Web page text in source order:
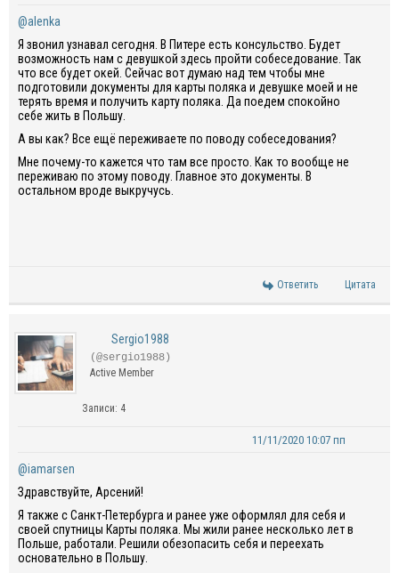
@alenka
Я звонил узнавал сегодня. В Питере есть консульство. Будет
возможность нам с девушкой здесь пройти собеседование. Так
что все будет окей. Сейчас вот думаю над тем чтобы мне
подготовили документы для карты поляка и девушке моей и не
терять время и получить карту поляка. Да поедем спокойно
себе жить в Польшу.
А вы как? Все ещё переживаете по поводу собеседования?
Мне почему-то кажется что там все просто. Как то вообще не
переживаю по этому поводу. Главное это документы. В
остальном вроде выкручусь.
Ответить Цитата
Sergio1988
(@sergio1988)
Active Member
Записи: 4
11/11/2020 10:07 пп
@iamarsen
Здравствуйте, Арсений!
Я также с Санкт-Петербурга и ранее уже оформлял для себя и
своей спутницы Карты поляка. Мы жили ранее несколько лет в
Польше, работали. Решили обезопасить себя и переехать
основательно в Польшу.